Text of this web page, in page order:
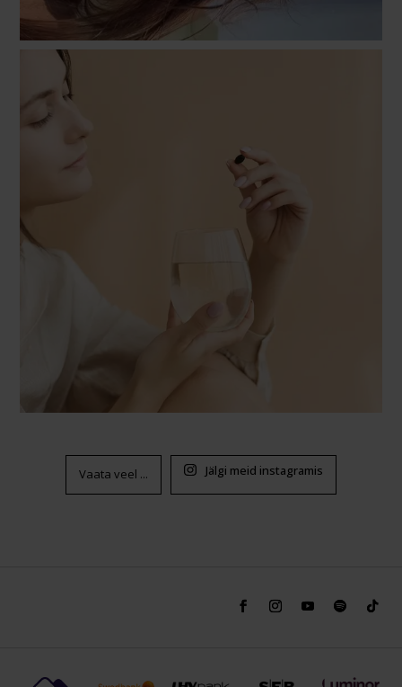
Vaata veel ... Jälgi meid instagramis